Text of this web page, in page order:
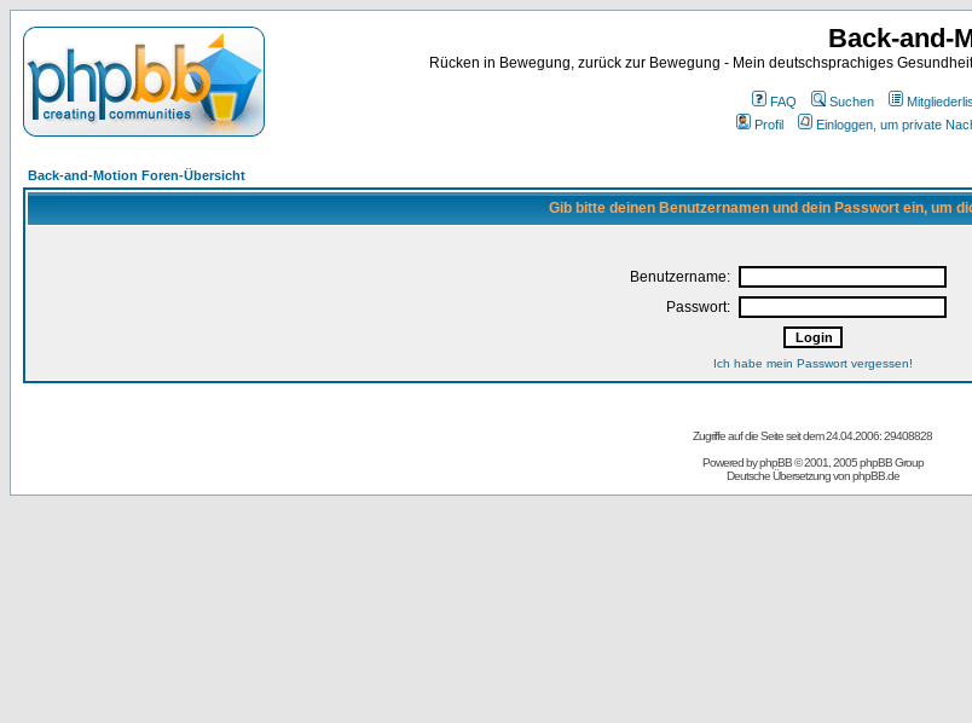
Back-and-
Rücken in Bewegung, zurück zur Bewegung - Mein deutschsprachiges
FAQ Suchen
Profil
Einloggen, um private
Back-and-Motion Foren-Übersicht
Gib bitte deinen Benutzernamen und dein Passwort ein, um
Benutzername:
Passwort:
Ich habe mein Passwort vergessen!
Zugriffe auf die Seite seit dem 24.04.2006: 29408828
Powered byphpBB© 2001, 2005 phpBB Group
Deutsche Übersetzung vonphpBB.de